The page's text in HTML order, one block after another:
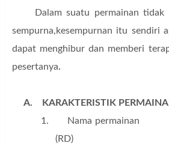
Dalam suatu permainan tidak
sempurna,kesempurnan itu sendiri
dapat menghibur dan memberi
pesertanya.
KARAKTERISTIK
1.
Nama permainan :
(RD)